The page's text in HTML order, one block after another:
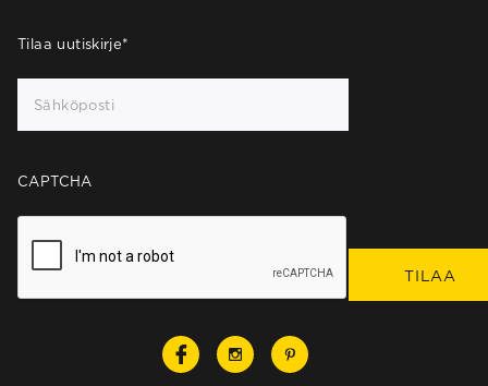
Tilaa uutiskirje*
CAPTCHA